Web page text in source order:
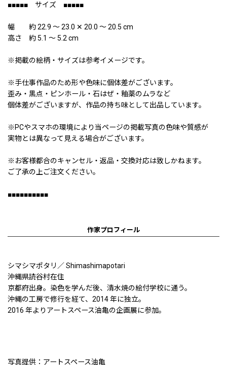
■■■■■ サイズ ■■■■■
幅 約 22.9 〜 23.0 ✕ 20.0 〜 20.5 cm
高さ 約 5.1 〜 5.2 cm
※掲載の絵柄・サイズは参考イメージです。
※手仕事作品のため形や色味に個体差がございます。
歪み・黒点・ピンホール・石はぜ・釉薬のムラなど
個体差がございますが、作品の持ち味として出品しています。
※PCやスマホの環境により当ページの掲載写真の色味や質感が
実物とは異なって見える場合がございます。
※お客様都合のキャンセル・返品・交換対応は致しかねます。
ご了承の上ご注文ください。
■■■■■■■■■■
作家プロフィール
シマシマポタリ／ Shimashimapotari
沖縄県読谷村在住
京都府出身。染色を学んだ後、清水焼の絵付学校に通う。
沖縄の工房で修行を経て、2014 年に独立。
2016 年よりアートスペース油亀の企画展に参加。
写真提供：アートスペース油亀